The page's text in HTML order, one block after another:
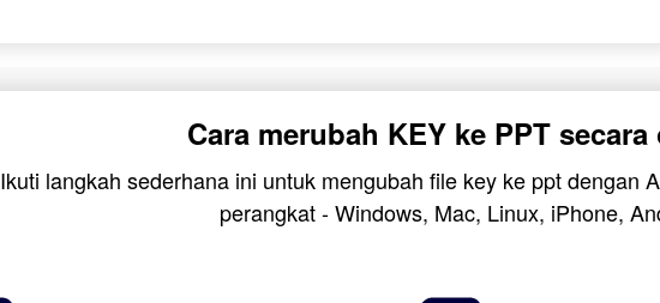
Cara merubah KEY ke PPT
Ikuti langkah sederhana ini untuk mengubah file key ke ppt dengan
perangkat - Windows, Mac, Linux, iPhone,